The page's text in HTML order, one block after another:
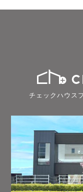
チェックハウス